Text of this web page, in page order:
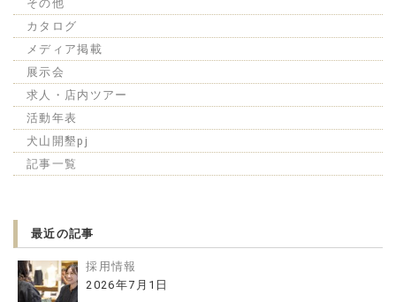
その他
カタログ
メディア掲載
展示会
求人・店内ツアー
活動年表
犬山開墾pj
記事一覧
最近の記事
採用情報
2026年7月1日